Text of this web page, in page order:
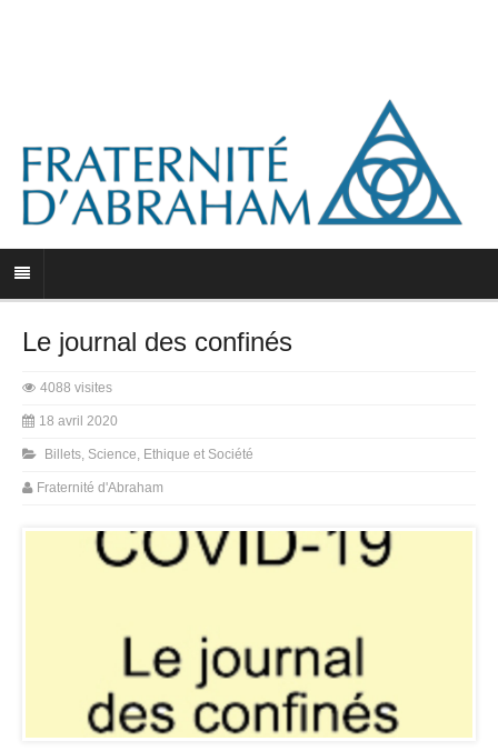
Le journal des confinés
4088 visites
18 avril 2020
Billets, Science, Ethique et Société
Fraternité d'Abraham